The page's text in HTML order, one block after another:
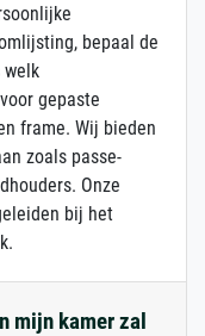
bepaal de
welk
gepaste
frame. Wij bieden
zoals passe-
Onze
bij het
mijn kamer zal